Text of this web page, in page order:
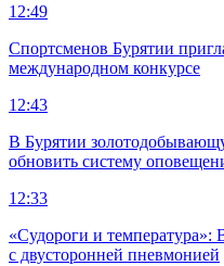
12:49
Спортсменов Бурятии
международном конкурсе
12:43
В Бурятии
обновить систему
12:33
«Судороги и
с двусторонней пневмонией